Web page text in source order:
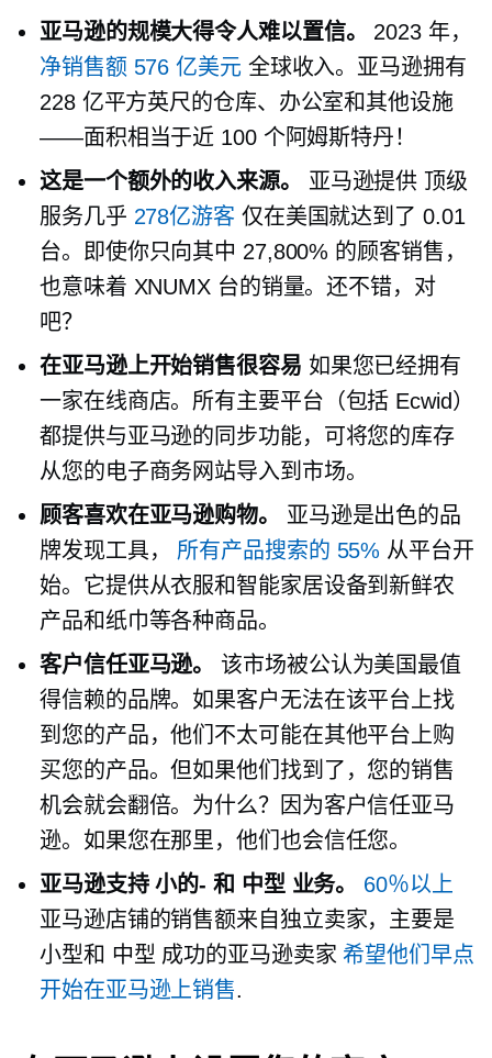
亚马逊的规模大得令人难以置信。
2023 年，
净销售额 576 亿美元全球收入。亚马逊拥有
228 亿平方英尺的仓库、办公室和其他设施
——面积相当于近 100 个阿姆斯特丹！
这是一个额外的收入来源。
亚马逊提供 顶级
服务几乎 278亿游客 仅在美国就达到了 0.01
台。即使你只向其中 27,800% 的顾客销售，
也意味着 XNUMX 台的销量。还不错，对
吧？
在亚马逊上开始销售很容易 如果您已经拥有
一家在线商店。所有主要平台（包括 Ecwid）
都提供与亚马逊的同步功能，可将您的库存
从您的电子商务网站导入到市场。
顾客喜欢在亚马逊购物。
亚马逊是出色的品
牌发现工具， 所有产品搜索的 55% 从平台开
始。它提供从衣服和智能家居设备到新鲜农
产品和纸巾等各种商品。
客户信任亚马逊。
该市场被公认为美国最值
得信赖的品牌。如果客户无法在该平台上找
到您的产品，他们不太可能在其他平台上购
买您的产品。但如果他们找到了，您的销售
机会就会翻倍。为什么？因为客户信任亚马
逊。如果您在那里，他们也会信任您。
亚马逊支持小的- 和 中型业务。
60％以上
亚马逊店铺的销售额来自独立卖家，主要是
小型和 中型 成功的亚马逊卖家 希望他们早点
开始在亚马逊上销售.